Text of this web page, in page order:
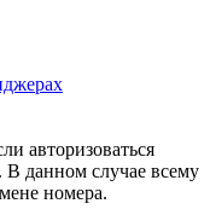
авторизоваться
В данном случае всему
номера.